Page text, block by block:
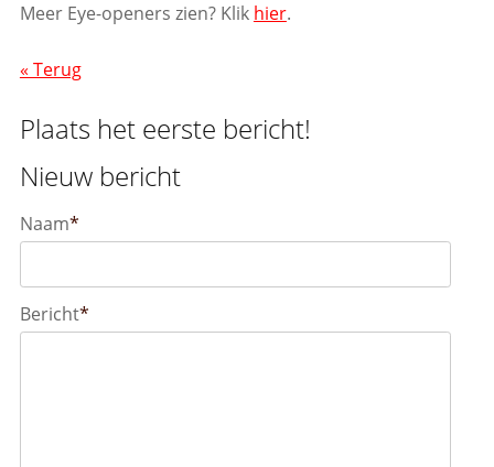
Meer Eye-openers zien? Klik hier.
« Terug
Plaats het eerste bericht!
Nieuw bericht
Naam*
Bericht*